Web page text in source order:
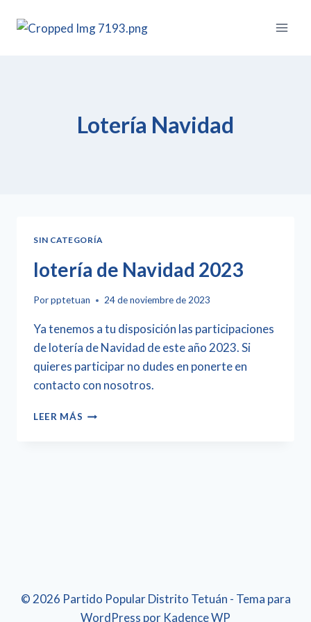
Lotería Navidad
SIN CATEGORÍA
lotería de Navidad 2023
Porpptetuan 24 de noviembre de 2023
Ya tenemos a tu disposición las participaciones
de lotería de Navidad de este año 2023. Si
quieres participar no dudes en ponerte en
contacto con nosotros.
LEER MÁS
© 2026 Partido Popular Distrito Tetuán - Tema para
WordPress por Kadence WP